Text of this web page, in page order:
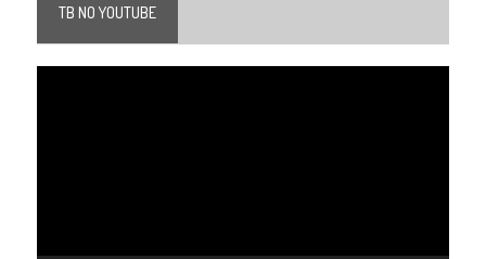
TB NO YOUTUBE